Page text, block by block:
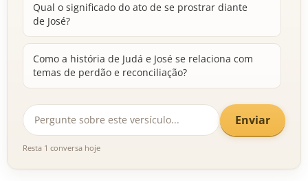
Qual o significado do ato de se prostrar diante
de José?
Como a história de Judá e José se relaciona com
temas de perdão e reconciliação?
Enviar
Resta 1 conversa hoje